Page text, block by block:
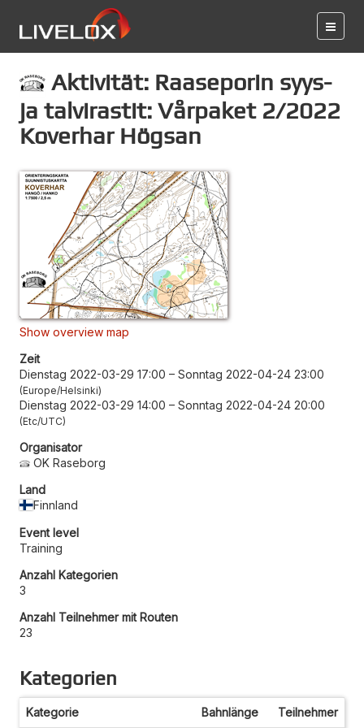
Aktivität: Raaseporin syys-
ja talvirastit: Vårpaket 2/2022
Koverhar Högsan
Show overview map
Zeit
Dienstag 2022-03-29 17:00 – Sonntag 2022-04-24 23:00
Europe/Helsinki
Dienstag 2022-03-29 14:00 – Sonntag 2022-04-24 20:00
Etc/UTC
Organisator
OK Raseborg
Land
Finnland
Event level
Training
Anzahl Kategorien
3
Anzahl Teilnehmer mit Routen
23
Kategorien
Kategorie Bahnlänge Teilnehmer